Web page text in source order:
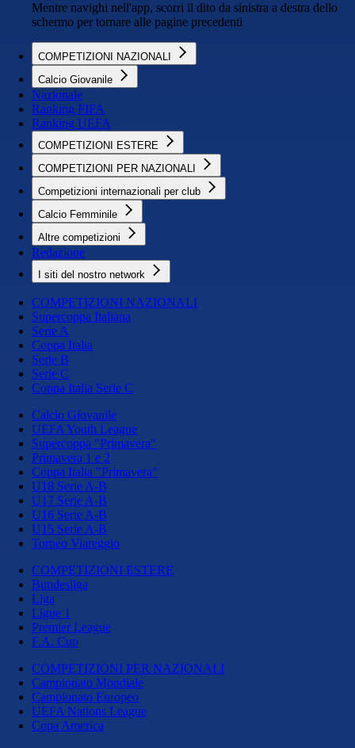
Mentre navighi nell'app, scorri il dito da sinistra a destra dello
schermo per tornare alle pagine precedenti
COMPETIZIONI NAZIONALI
Calcio Giovanile
Nazionale
Ranking FIFA
Ranking UEFA
COMPETIZIONI ESTERE
COMPETIZIONI PER NAZIONALI
Competizioni internazionali per club
Calcio Femminile
Altre competizioni
Redazione
I siti del nostro network
COMPETIZIONI NAZIONALI
Supercoppa Italiana
Serie A
Coppa Italia
Serie B
Serie C
Coppa Italia Serie C
Calcio Giovanile
UEFA Youth League
Supercoppa "Primavera"
Primavera 1 e 2
Coppa Italia "Primavera"
U18 Serie A-B
U17 Serie A-B
U16 Serie A-B
U15 Serie A-B
Torneo Viareggio
COMPETIZIONI ESTERE
Bundesliga
Liga
Ligue 1
Premier League
F.A. Cup
COMPETIZIONI PER NAZIONALI
Campionato Mondiale
Campionato Europeo
UEFA Nations League
Copa America